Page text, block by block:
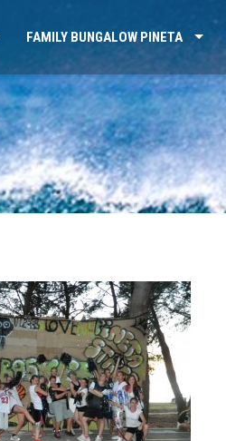
FAMILY BUNGALOW PINETA